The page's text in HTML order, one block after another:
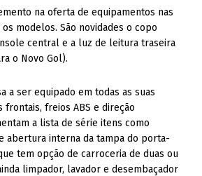
na oferta de equipamentos nas
modelos. São novidades o copo
central e a luz de leitura traseira
o Novo Gol).
a ser equipado em todas as suas
frontais, freios ABS e direção
a lista de série itens como
abertura interna da tampa do porta-
tem opção de carroceria de duas ou
limpador, lavador e desembaçador